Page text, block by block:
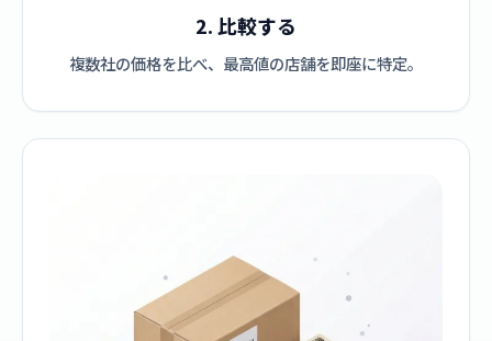
2. 比較する
複数社の価格を比べ、最高値の店舗を即座に特定。